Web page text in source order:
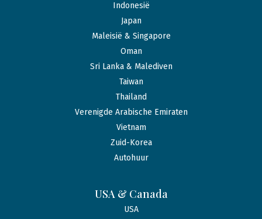
Indonesië
Japan
Maleisië & Singapore
Oman
Sri Lanka & Malediven
Taiwan
Thailand
Verenigde Arabische Emiraten
Vietnam
Zuid-Korea
Autohuur
USA & Canada
USA